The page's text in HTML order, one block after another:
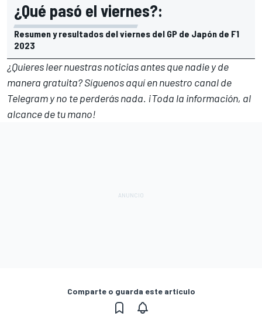
¿Qué pasó el viernes?:
Resumen y resultados del viernes del GP de Japón de F1
2023
¿Quieres leer nuestras noticias antes que nadie y de
manera gratuita? Síguenosaquí en nuestro canal de
Telegramy no te perderás nada. ¡Toda la información, al
alcance de tu mano!
Comparte o guarda este artículo